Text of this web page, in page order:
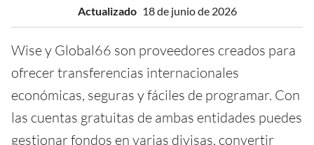
Actualizado 18 de junio de 2026
Wise y Global66 son proveedores creados para
ofrecer transferencias internacionales
económicas, seguras y fáciles de programar. Con
las cuentas gratuitas de ambas entidades puedes
gestionar fondos en varias divisas, convertir